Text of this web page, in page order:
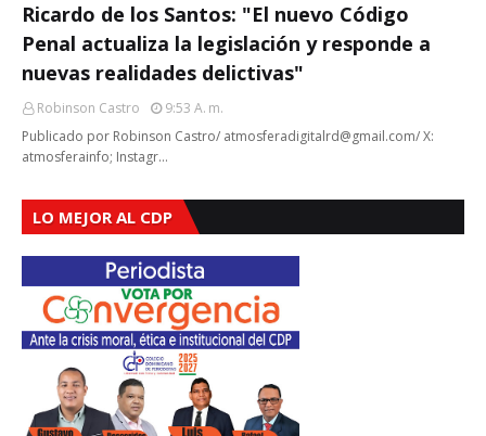
Ricardo de los Santos: "El nuevo Código
Penal actualiza la legislación y responde a
nuevas realidades delictivas"
Robinson Castro
9:53 A. M.
Publicado por Robinson Castro/ atmosferadigitalrd@gmail.com/ X:
atmosferainfo; Instagr…
LO MEJOR AL CDP